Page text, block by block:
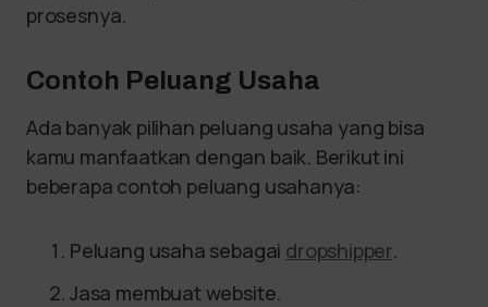
prosesnya.
Contoh Peluang Usaha
Ada banyak pilihan peluang usaha yang bisa
kamu manfaatkan dengan baik. Berikut ini
beberapa contoh peluang usahanya:
Peluang usaha sebagai dropshipper.
Jasa membuat website.